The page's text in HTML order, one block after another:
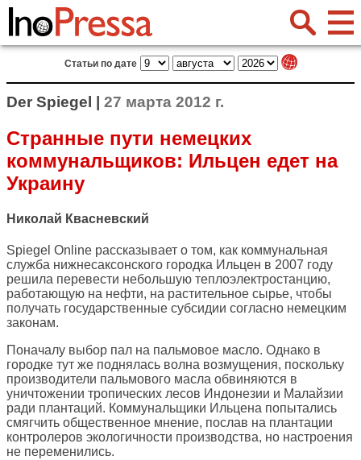
Статьи по дате
Der Spiegel | 27 марта 2012 г.
Странные пути немецких
коммунальщиков: Ильцен едет на
Украину
Николай Квасневский
Spiegel Online рассказывает о том, как коммунальная
служба нижнесаксонского городка Ильцен в 2007 году
решила перевести небольшую теплоэлектростанцию,
работающую на нефти, на растительное сырье, чтобы
получать государственные субсидии согласно немецким
законам.
Поначалу выбор пал на пальмовое масло. Однако в
городке тут же поднялась волна возмущения, поскольку
производители пальмового масла обвиняются в
уничтожении тропических лесов Индонезии и Малайзии
ради плантаций. Коммунальщики Ильцена попытались
смягчить общественное мнение, послав на плантации
контролеров экологичности производства, но настроения
не переменились.